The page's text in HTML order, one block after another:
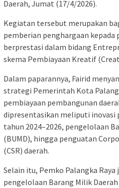
Daerah, Jumat (17/4/2026).
Kegiatan tersebut merupakan
pemberian penghargaan kepada
berprestasi dalam bidang
skema Pembiayaan Kreatif
Dalam paparannya, Fairid
strategi Pemerintah Kota
pembiayaan pembangunan
dipresentasikan meliputi inovasi
tahun 2024–2026, pengelolaan
(BUMD), hingga penguatan
(CSR) daerah.
Selain itu, Pemko Palangka
pengelolaan Barang Milik